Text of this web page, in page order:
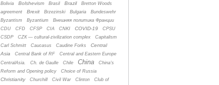
Bolivia
Bolshevism Brasil Brazil
Bretton Woods
agreement
Brexit Brzezinski Bulgaria
Bundeswehr
Byzantism
Byzantium
Bнешняя политика Франции
CDU
CFD CFSP CIA CNKI COVID-19
CPSU
CSDP
CZК — cultural-zivilization complex
Capitalism
Carl Schmitt
Caucasus Caudine Forks
Central
Asia
Central Bank of RF
Central and Eastern Europe
CentralAsia.
Ch. de Gaulle Chile China
China's
Reform and Opening policy
Choice of Russia
Christianity Churchill Civil War Clinton
Club of